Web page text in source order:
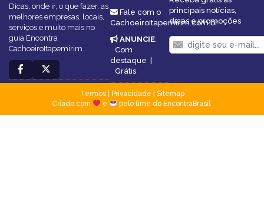
Dicas, onde ir, o que fazer, as
melhores empresas, locais,
serviços e muito mais no
guia Encontra
CachoeiroItapemirim.
Fale com o
CachoeiroItapemirim.com.br
ANUNCIE:
Com
destaque
Grátis
principais notícias,
dicas e promoções
Termos| Privacidade
Sitemap
Criado com
e pelo time do EncontraBrasil